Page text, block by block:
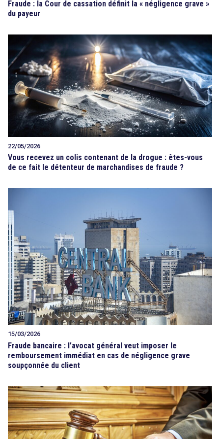
Fraude : la Cour de cassation définit la « négligence grave »
du payeur
22/05/2026
Vous recevez un colis contenant de la drogue : êtes-vous
de ce fait le détenteur de marchandises de fraude ?
15/03/2026
Fraude bancaire : l’avocat général veut imposer le
remboursement immédiat en cas de négligence grave
soupçonnée du client